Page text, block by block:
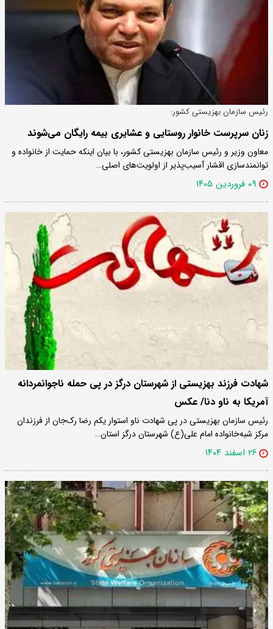
رئیس سازمان بهزیستی کشور:
زنان سرپرست خانوار روستایی و عشایری بیمه رایگان می‌شوند
معاون وزیر و رئیس سازمان بهزیستی کشور، با بیان اینکه حمایت از خانواده و
توانمندسازی اقشار آسیب‌پذیر از اولویت‌های اصلی…
۰۹ فروردین ۱۴۰۵
شهادت فرزند بهزیستی از شهرستان درگز در پی حمله ناجوانمردانه
آمریکا به ناو دنا/ عکس
رئیس سازمان بهزیستی در پی شهادت ناو استوار یکم رضا رک‌جان از فرزندان
مرکز شبه‌خانواده امام علی(ع) شهرستان درگز استان…
۲۶ اسفند ۱۴۰۴